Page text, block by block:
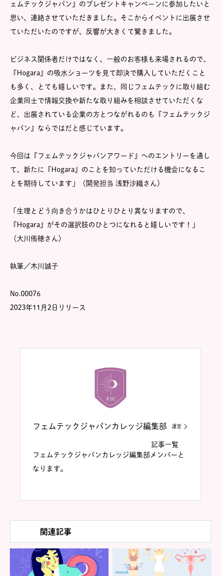
ェムテックジャパン』のプレゼントキャンペーンに参加したいと
思い、連絡させていただきました。そこからイベントに出展させ
ていただいたのですが、反響が大きくて驚きました。
ビジネス関係者だけではなく、一般のお客様も来場されるので、
『Hogara』の吸水ショーツを見て即決で購入していただくこと
も多く、とても嬉しいです。また、同じフェムテックに取り組む
企業同士で情報交換や新たな取り組みを相談させていただくな
ど、出展されている企業の方とつながれるのも『フェムテックジ
ャパン』ならではだと感じています。
今回は『フェムテックジャパンアワード』へのエントリーを通し
て、新たに『Hogara』のことを知っていただける機会になるこ
とを期待しています」（開発担当 浅野沙織さん）
「生理とどう向き合うかはひとりひとり異なりますので、
『Hogara』がその選択肢のひとつになれると嬉しいです！」
（大川侑穂さん）
執筆／木川誠子
No.00076
2023年11月2日リリース
フェムテックジャパンカレッジ編集部 運営
記事一覧
フェムテックジャパンカレッジ編集部メンバーと
なります。
関連記事